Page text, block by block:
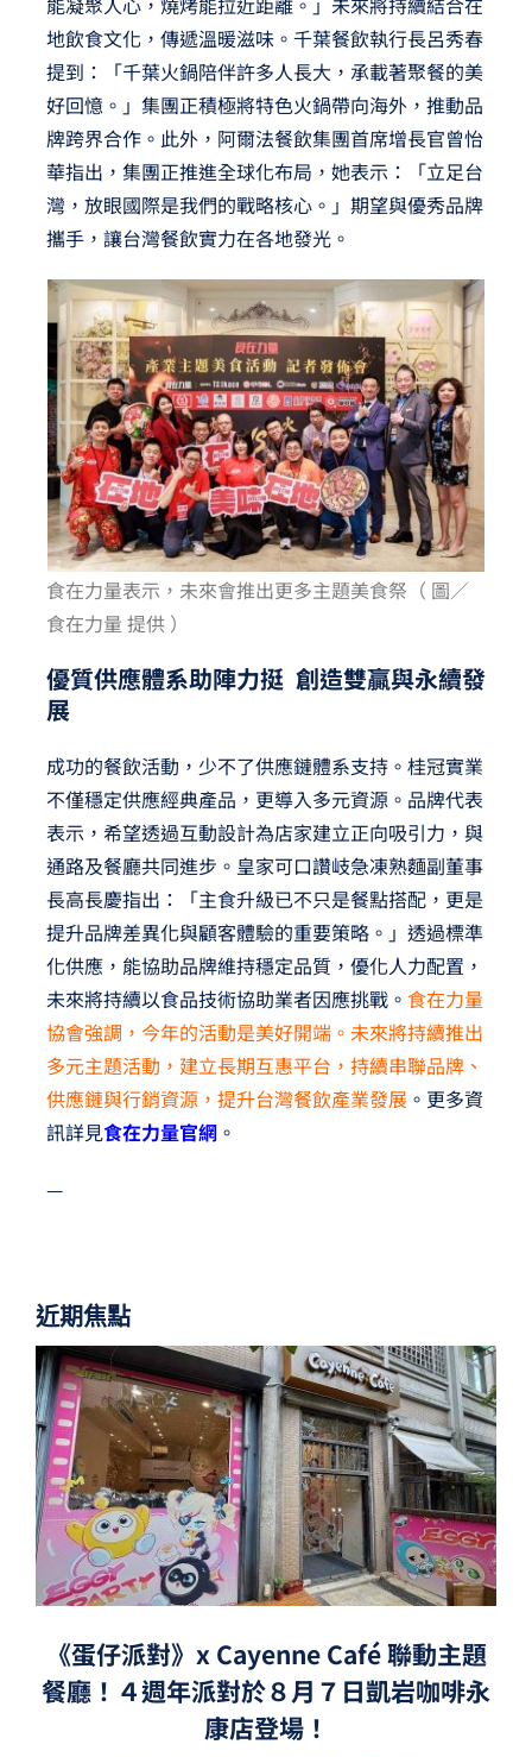
地飲食文化，傳遞溫暖滋味。千葉餐飲執行長呂秀春
提到：「千葉火鍋陪伴許多人長大，承載著聚餐的美
好回憶。」集團正積極將特色火鍋帶向海外，推動品
牌跨界合作。此外，阿爾法餐飲集團首席增長官曾怡
華指出，集團正推進全球化布局，她表示：「立足台
灣，放眼國際是我們的戰略核心。」期望與優秀品牌
攜手，讓台灣餐飲實力在各地發光。
食在力量表示，未來會推出更多主題美食祭（ 圖／
食在力量 提供 ）
優質供應體系助陣力挺 創造雙贏與永續發
展
成功的餐飲活動，少不了供應鏈體系支持。桂冠實業
不僅穩定供應經典產品，更導入多元資源。品牌代表
表示，希望透過互動設計為店家建立正向吸引力，與
通路及餐廳共同進步。皇家可口讚岐急凍熟麵副董事
長高長慶指出：「主食升級已不只是餐點搭配，更是
提升品牌差異化與顧客體驗的重要策略。」透過標準
化供應，能協助品牌維持穩定品質，優化人力配置，
未來將持續以食品技術協助業者因應挑戰。 食在力量
協會強調，今年的活動是美好開端。未來將持續推出
多元主題活動，建立長期互惠平台，持續串聯品牌、
供應鏈與行銷資源，提升台灣餐飲產業發展。更多資
訊詳見食在力量官網。
—
近期焦點
《蛋仔派對》x Cayenne Café 聯動主題
餐廳！４週年派對於８月７日凱岩咖啡永
康店登場！